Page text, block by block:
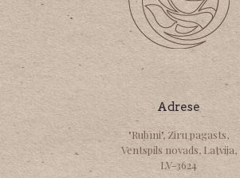
Adrese
"Rubīni", Ziru pagasts,
Ventspils novads, Latvija,
LV-3624